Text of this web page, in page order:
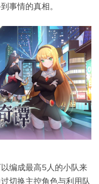
事情的真相。
编成最高5人的小队来
切换主控角色与利用队